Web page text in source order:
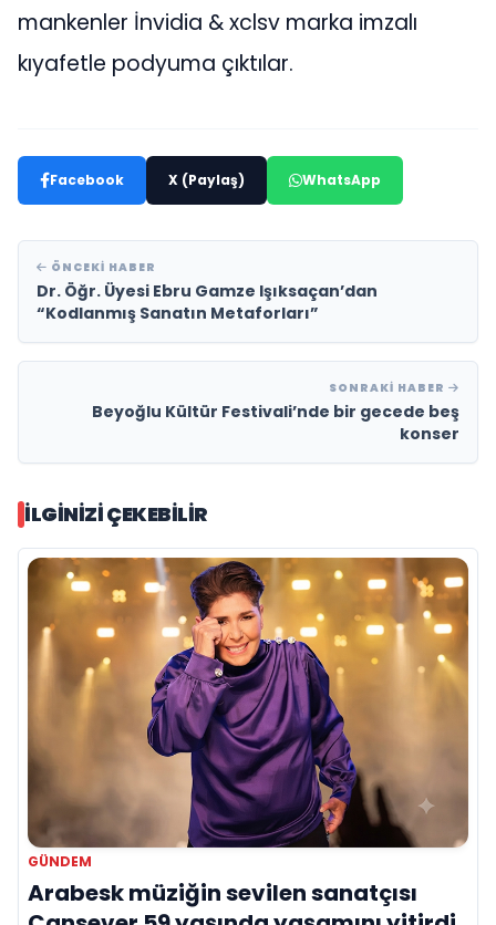
mankenler İnvidia & xclsv marka imzalı
kıyafetle podyuma çıktılar.
Facebook X (Paylaş) WhatsApp
ÖNCEKI HABER
Dr. Öğr. Üyesi Ebru Gamze Işıksaçan’dan
“Kodlanmış Sanatın Metaforları”
SONRAKI HABER
Beyoğlu Kültür Festivali’nde bir gecede beş
konser
İLGINIZI ÇEKEBILIR
GÜNDEM
Arabesk müziğin sevilen sanatçısı